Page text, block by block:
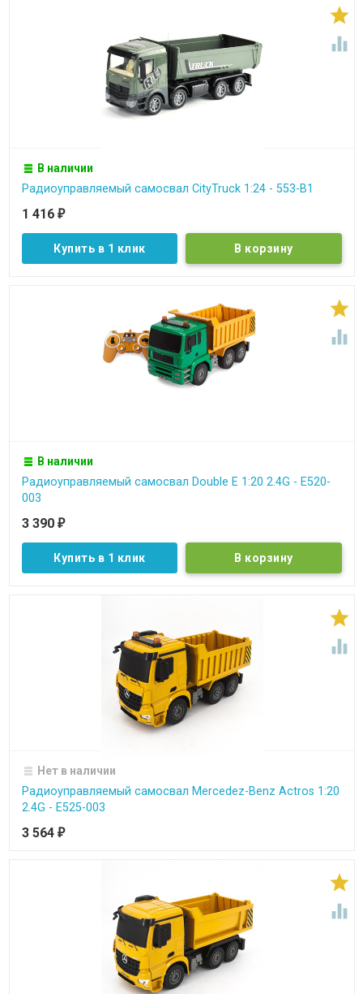


В наличии
Радиоуправляемый самосвал CityTruck 1:24 - 553-B1
1 416 ₽
Купить в 1 клик


В наличии
Радиоуправляемый самосвал Double E 1:20 2.4G - E520-
003
3 390 ₽
Купить в 1 клик


Нет в наличии
Радиоуправляемый самосвал Mercedez-Benz Actros 1:20
2.4G - E525-003
3 564 ₽

